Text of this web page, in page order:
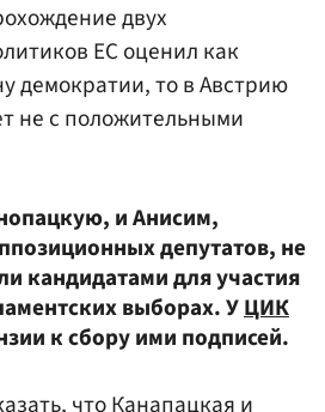
двух
ЕС оценил как
демократии, то в Австрию
не с положительными
и Анисим,
депутатов, не
кандидатами для участия
выборах. УЦИК
к сбору ими подписей.
что Канапацкая и